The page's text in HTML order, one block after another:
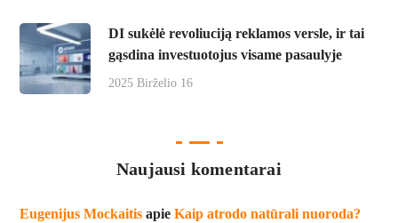
DI sukėlė revoliuciją reklamos versle, ir tai
gąsdina investuotojus visame pasaulyje
2025 Birželio 16
Naujausi komentarai
Eugenijus Mockaitis apieKaip atrodo natūrali nuoroda?